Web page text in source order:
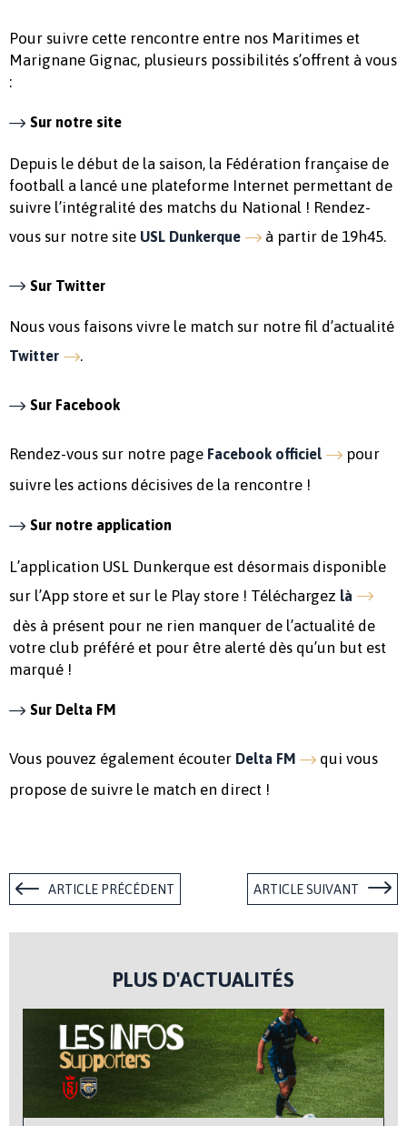
Pour suivre cette rencontre entre nos Maritimes et
Marignane Gignac, plusieurs possibilités s’offrent à vous
:
Sur notre site
Depuis le début de la saison, la Fédération française de
football a lancé une plateforme Internet permettant de
suivre l’intégralité des matchs du National ! Rendez-
vous sur notre site USL Dunkerque à partir de 19h45.
Sur Twitter
Nous vous faisons vivre le match sur notre fil d’actualité
Twitter .
Sur Facebook
Rendez-vous sur notre page Facebook officiel
pour
suivre les actions décisives de la rencontre !
Sur notre application
L’application USL Dunkerque est désormais disponible
sur l’App store et sur le Play store ! Téléchargez là
dès à présent pour ne rien manquer de l’actualité de
votre club préféré et pour être alerté dès qu’un but est
marqué !
Sur Delta FM
Vous pouvez également écouter Delta FM
qui vous
propose de suivre le match en direct !
ARTICLE PRÉCÉDENT ARTICLE SUIVANT
PLUS D'ACTUALITÉS